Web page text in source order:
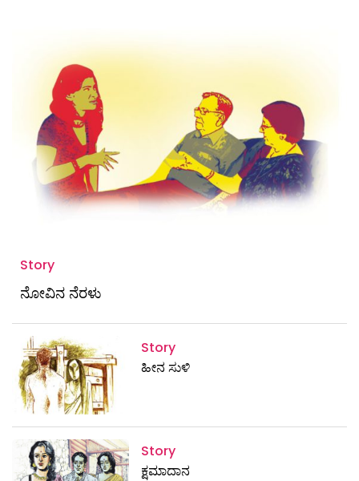
Story
ನೋವಿನ ನೆರಳು
Story
ಹೀನ ಸುಳಿ
Story
ಕ್ಷಮಾದಾನ